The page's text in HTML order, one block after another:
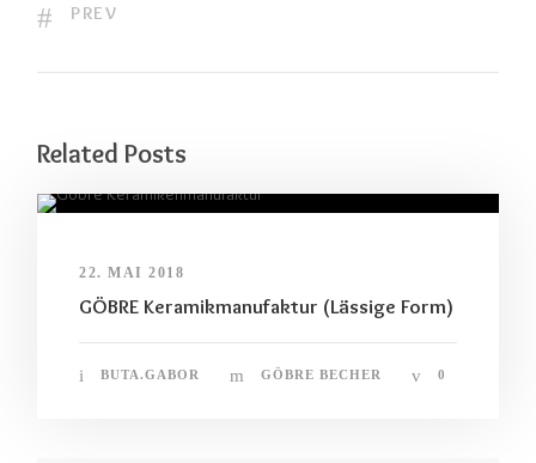
PREV
Related Posts
22. MAI 2018
GÖBRE Keramikmanufaktur (Lässige Form)
BUTA.GABOR GÖBRE BECHER 0